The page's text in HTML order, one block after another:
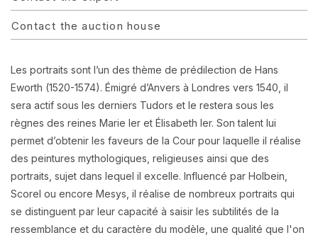
Contact the auction house
Les portraits sont l’un des thème de prédilection de Hans
Eworth (1520-1574). Émigré d’Anvers à Londres vers 1540, il
sera actif sous les derniers Tudors et le restera sous les
règnes des reines Marie Ier et Élisabeth Ier. Son talent lui
permet d’obtenir les faveurs de la Cour pour laquelle il réalise
des peintures mythologiques, religieuses ainsi que des
portraits, sujet dans lequel il excelle. Influencé par Holbein,
Scorel ou encore Mesys, il réalise de nombreux portraits qui
se distinguent par leur capacité à saisir les subtilités de la
ressemblance et du caractère du modèle, une qualité que l'on